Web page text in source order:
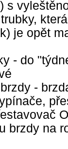
s
je opět
- do
-
brzdy na